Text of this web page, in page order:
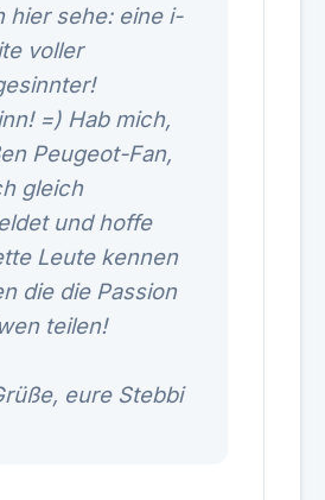
hier sehe: eine i-
voller
=) Hab mich,
Peugeot-Fan,
gleich
und hoffe
Leute kennen
die die Passion
teilen!
eure Stebbi